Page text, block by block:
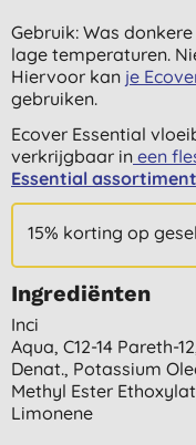
Gebruik: Was
lage temperaturen.
Hiervoor kan je
gebruiken.
Ecover Essential
verkrijgbaar in een
Essential assortiment
15% korting op
Ingrediënten
Inci
Aqua, C12-14 Pareth-
Denat., Potassium
Methyl Ester
Limonene